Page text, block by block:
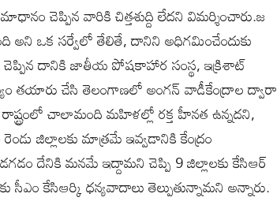
చెప్పిన వారికి చిత్తశుద్ది లేదని విమర్శించారు.జ
అని ఒక సర్వేలో తేలితే, దానిని అధిగమించేందుకు
చెప్పిన దానికి జాతీయ పోషకాహార సంస్థ, ఇక్రిశాట్
తయారు చేసి తెలంగాణలో అంగన్ వాడీకేంద్రాల ద్వారా
రాష్ట్రంలో చాలామంది మహిళల్లో రక్త హీనత ఉన్నదని,
జిల్లాలకు మాత్రమే ఇవ్వడానికి కేంద్రం
దేనికి మనమే ఇద్దామని చెప్పి 9 జిల్లాలకు కేసిఆర్
సీఎం కేసిఆర్కి ధన్యవాదాలు తెల్పుతున్నామని అన్నారు.